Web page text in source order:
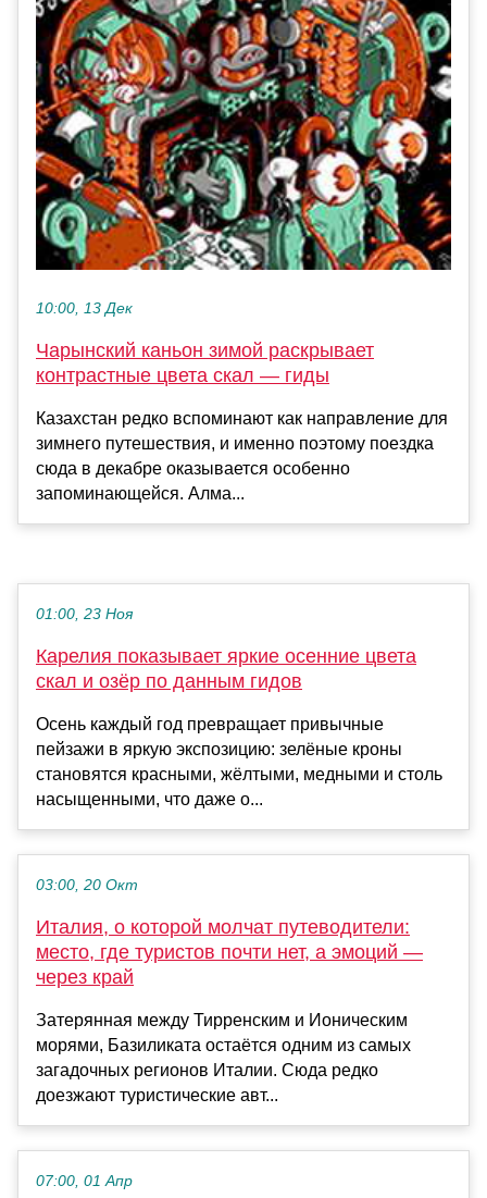
10:00, 13 Дек
Чарынский каньон зимой раскрывает
контрастные цвета скал — гиды
Казахстан редко вспоминают как направление для
зимнего путешествия, и именно поэтому поездка
сюда в декабре оказывается особенно
запоминающейся. Алма...
01:00, 23 Ноя
Карелия показывает яркие осенние цвета
скал и озёр по данным гидов
Осень каждый год превращает привычные
пейзажи в яркую экспозицию: зелёные кроны
становятся красными, жёлтыми, медными и столь
насыщенными, что даже о...
03:00, 20 Окт
Италия, о которой молчат путеводители:
место, где туристов почти нет, а эмоций —
через край
Затерянная между Тирренским и Ионическим
морями, Базиликата остаётся одним из самых
загадочных регионов Италии. Сюда редко
доезжают туристические авт...
07:00, 01 Апр